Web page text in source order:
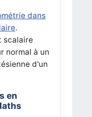
dans
.
scalaire
normal à un
d'un
en